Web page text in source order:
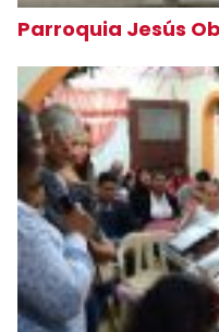
Parroquia Jesús